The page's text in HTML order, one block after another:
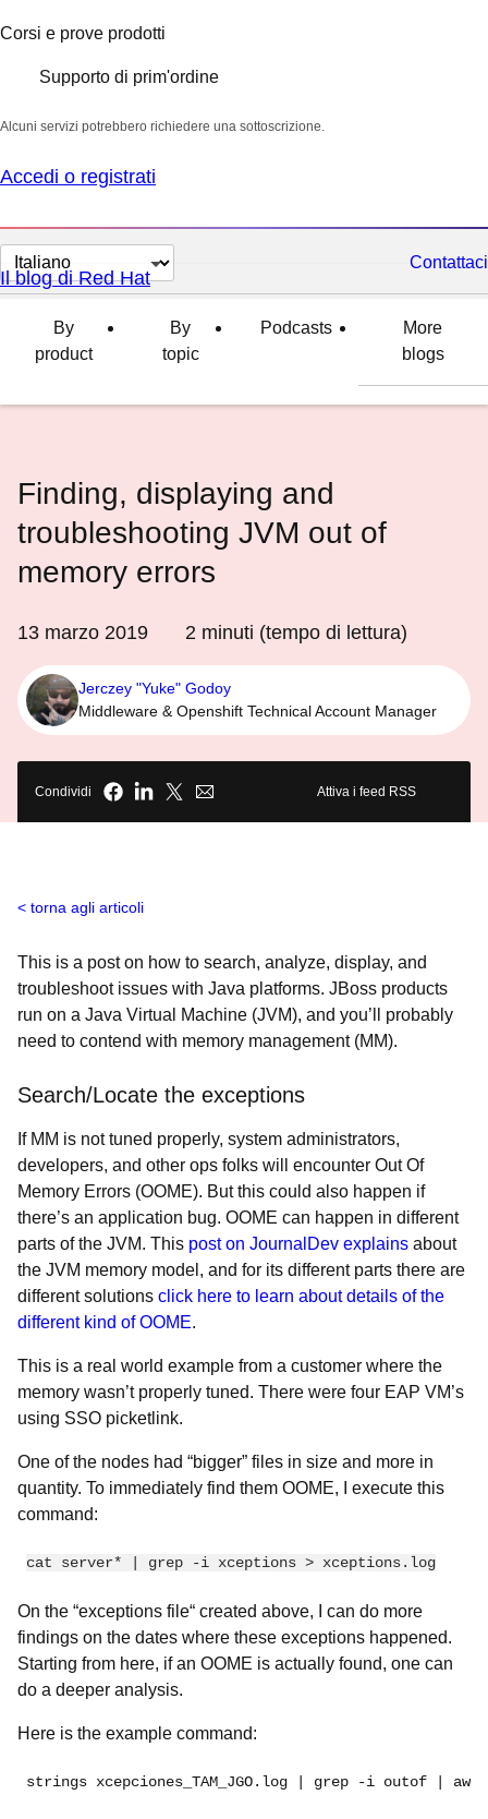
Corsi e prove prodotti
Supporto di prim'ordine
Alcuni servizi potrebbero richiedere una sottoscrizione.
Accedi o registrati
Cambia
lingua
Contattaci
Il blog di Red Hat
By
product
By
topic
Podcasts
More
blogs
Finding, displaying and
troubleshooting JVM out of
memory errors
13 marzo 2019 2 minuti (tempo di lettura)
Jerczey "Yuke" Godoy
Middleware & Openshift Technical Account Manager
Condividi Attiva i feed RSS
torna agli articoli
This is a post on how to search, analyze, display, and
troubleshoot issues with Java platforms. JBoss products
run on a Java Virtual Machine (JVM), and you’ll probably
need to contend with memory management (MM).
Search/Locate the exceptions
If MM is not tuned properly, system administrators,
developers, and other ops folks will encounter Out Of
Memory Errors (OOME). But this could also happen if
there’s an application bug. OOME can happen in different
parts of the JVM. This post on JournalDev explains about
the JVM memory model, and for its different parts there are
different solutions click here to learn about details of the
different kind of OOME.
This is a real world example from a customer where the
memory wasn’t properly tuned. There were four EAP VM’s
using SSO picketlink.
One of the nodes had “bigger” files in size and more in
quantity. To immediately find them OOME, I execute this
command:
cat server* | grep -i xceptions > xceptions.log
On the “exceptions file“ created above, I can do more
findings on the dates where these exceptions happened.
Starting from here, if an OOME is actually found, one can
do a deeper analysis.
Here is the example command:
strings xcepciones_TAM_JGO.log | grep -i outof |